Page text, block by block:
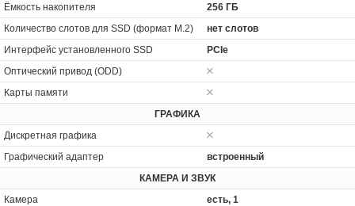
Ёмкость накопителя
256 ГБ
Количество слотов для SSD (формат M.2)
нет слотов
Интерфейс установленного SSD
PCIe
Оптический привод (ODD)
Карты памяти
ГРАФИКА
Дискретная графика
Графический адаптер
встроенный
КАМЕРА И ЗВУК
Камера
есть, 1